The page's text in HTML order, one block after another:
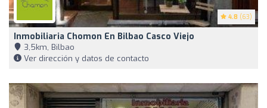
4.8 (63)
Inmobiliaria Chomon En Bilbao Casco Viejo
3,5km, Bilbao
Ver dirección y datos de contacto